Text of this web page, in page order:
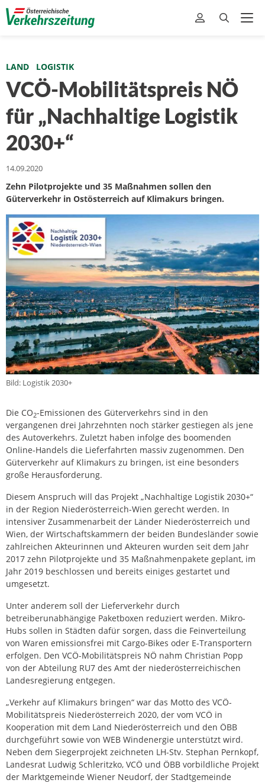
LAND LOGISTIK
VCÖ-Mobilitätspreis NÖ
für „Nachhaltige Logistik
2030+“
14.09.2020
Zehn Pilotprojekte und 35 Maßnahmen sollen den
Güterverkehr in Ostösterreich auf Klimakurs bringen.
Bild: Logistik 2030+
Die CO2-Emissionen des Güterverkehrs sind in den
vergangenen drei Jahrzehnten noch stärker gestiegen als jene
des Autoverkehrs. Zuletzt haben infolge des boomenden
Online-Handels die Lieferfahrten massiv zugenommen. Den
Güterverkehr auf Klimakurs zu bringen, ist eine besonders
große Herausforderung.
Diesem Anspruch will das Projekt „Nachhaltige Logistik 2030+“
in der Region Niederösterreich-Wien gerecht werden. In
intensiver Zusammenarbeit der Länder Niederösterreich und
Wien, der Wirtschaftskammern der beiden Bundesländer sowie
zahlreichen Akteurinnen und Akteuren wurden seit dem Jahr
2017 zehn Pilotprojekte und 35 Maßnahmenpakete geplant, im
Jahr 2019 beschlossen und bereits einiges gestartet und
umgesetzt.
Unter anderem soll der Lieferverkehr durch
betreiberunabhängige Paketboxen reduziert werden. Mikro-
Hubs sollen in Städten dafür sorgen, dass die Feinverteilung
von Waren emissionsfrei mit Cargo-Bikes oder E-Transportern
erfolgen. Den VCÖ-Mobilitätspreis NÖ nahm Christian Popp
von der Abteilung RU7 des Amt der niederösterreichischen
Landesregierung entgegen.
„Verkehr auf Klimakurs bringen“ war das Motto des VCÖ-
Mobilitätspreis Niederösterreich 2020, der vom VCÖ in
Kooperation mit dem Land Niederösterreich und den ÖBB
durchgeführt sowie von WEB Windenergie unterstützt wird.
Neben dem Siegerprojekt zeichneten LH-Stv. Stephan Pernkopf,
Landesrat Ludwig Schleritzko, VCÖ und ÖBB vorbildliche Projekt
der Marktgemeinde Wiener Neudorf, der Stadtgemeinde